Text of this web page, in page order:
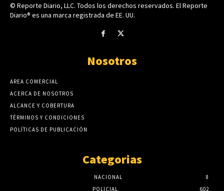
© Reporte Diario, LLC. Todos los derechos reservados. El Reporte
Diario® es una marca registrada de EE. UU.
Nosotros
AREA COMERCIAL
ACERCA DE NOSOTROS
ALCANCE Y COBERTURA
TÉRMINOS Y CONDICIONES
POLÍTICAS DE PUBLICACIÓN
Categorias
NACIONAL
8
POLICIAL
602